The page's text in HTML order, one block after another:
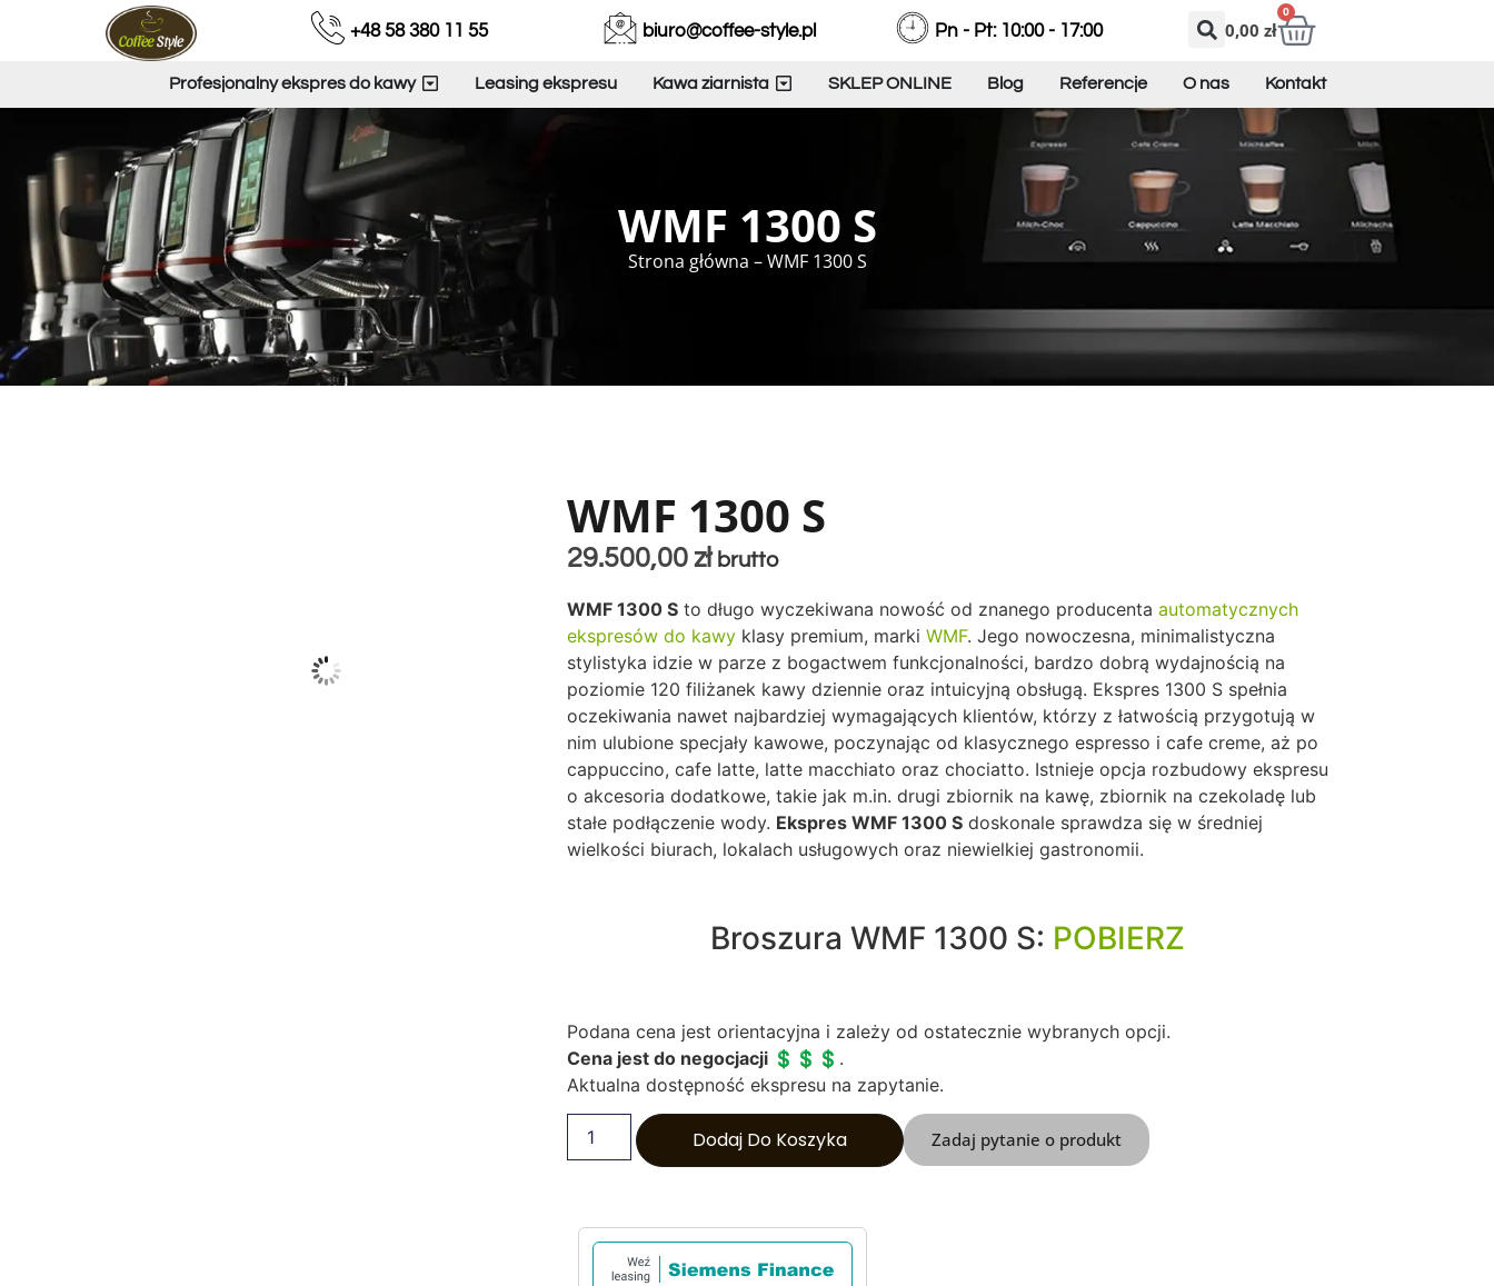
+48 58 380 11 55 biuro@coffee-style.pl Pn - Pt: 10:00 - 17:00 0,00 zł
0
Profesjonalny ekspres do kawy Leasing ekspresu Kawa ziarnista SKLEP ONLINE Blog Referencje O nas Kontakt
WMF 1300 S
Strona główna –WMF 1300 S
WMF 1300 S
29.500,00zł brutto
WMF 1300 S to długo wyczekiwana nowość od znanego producentaautomatycznych
ekspresów do kawy klasy premium, markiWMF. Jego nowoczesna, minimalistyczna
stylistyka idzie w parze z bogactwem funkcjonalności, bardzo dobrą wydajnością na
poziomie 120 filiżanek kawy dziennie oraz intuicyjną obsługą. Ekspres 1300 S spełnia
oczekiwania nawet najbardziej wymagających klientów, którzy z łatwością przygotują w
nim ulubione specjały kawowe, poczynając od klasycznego espresso i cafe creme, aż po
cappuccino, cafe latte, latte macchiato oraz chociatto. Istnieje opcja rozbudowy ekspresu
o akcesoria dodatkowe, takie jak m.in. drugi zbiornik na kawę, zbiornik na czekoladę lub
stałe podłączenie wody. Ekspres WMF 1300 S doskonale sprawdza się w średniej
wielkości biurach, lokalach usługowych oraz niewielkiej gastronomii.
Broszura WMF 1300 S: POBIERZ
Podana cena jest orientacyjna i zależy od ostatecznie wybranych opcji.
Cena jest do negocjacji 💲 💲 💲 .
Aktualna dostępność ekspresu na zapytanie.
Dodaj Do Koszyka Zadaj pytanie o produkt